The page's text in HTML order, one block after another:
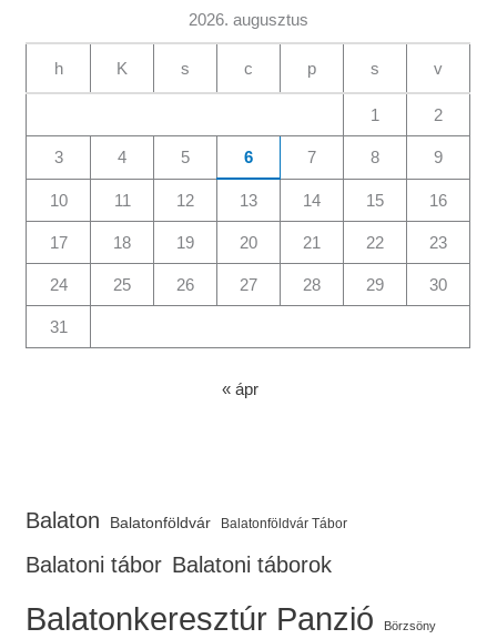
2026. augusztus
h K s c p s v
1 2
3 4 5 6 7 8 9
10 11 12 13 14 15 16
17 18 19 20 21 22 23
24 25 26 27 28 29 30
31
« ápr
Balaton Balatonföldvár Balatonföldvár Tábor
Balatoni tábor Balatoni táborok
Balatonkeresztúr Panzió Börzsöny